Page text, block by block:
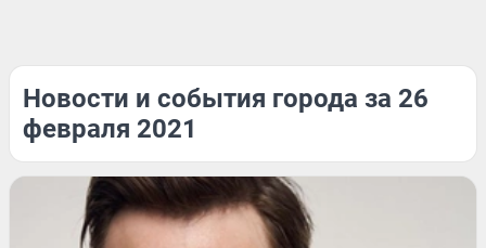
Новости и события города за 26
февраля 2021